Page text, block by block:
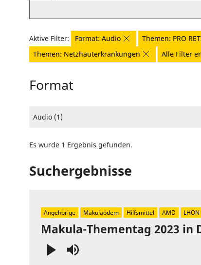
Aktive Filter: Format: Audio Themen: PRO
Themen: Netzhauterkrankungen
Alle Filter
Format
Audio (1)
Es wurde 1 Ergebnis gefunden.
Suchergebnisse
Makula-Thementag 2023 in
Angehörige Makulaödem Hilfsmittel AMD LHON